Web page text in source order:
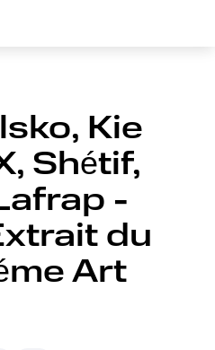
Kie
Shétif,
-
du
Art